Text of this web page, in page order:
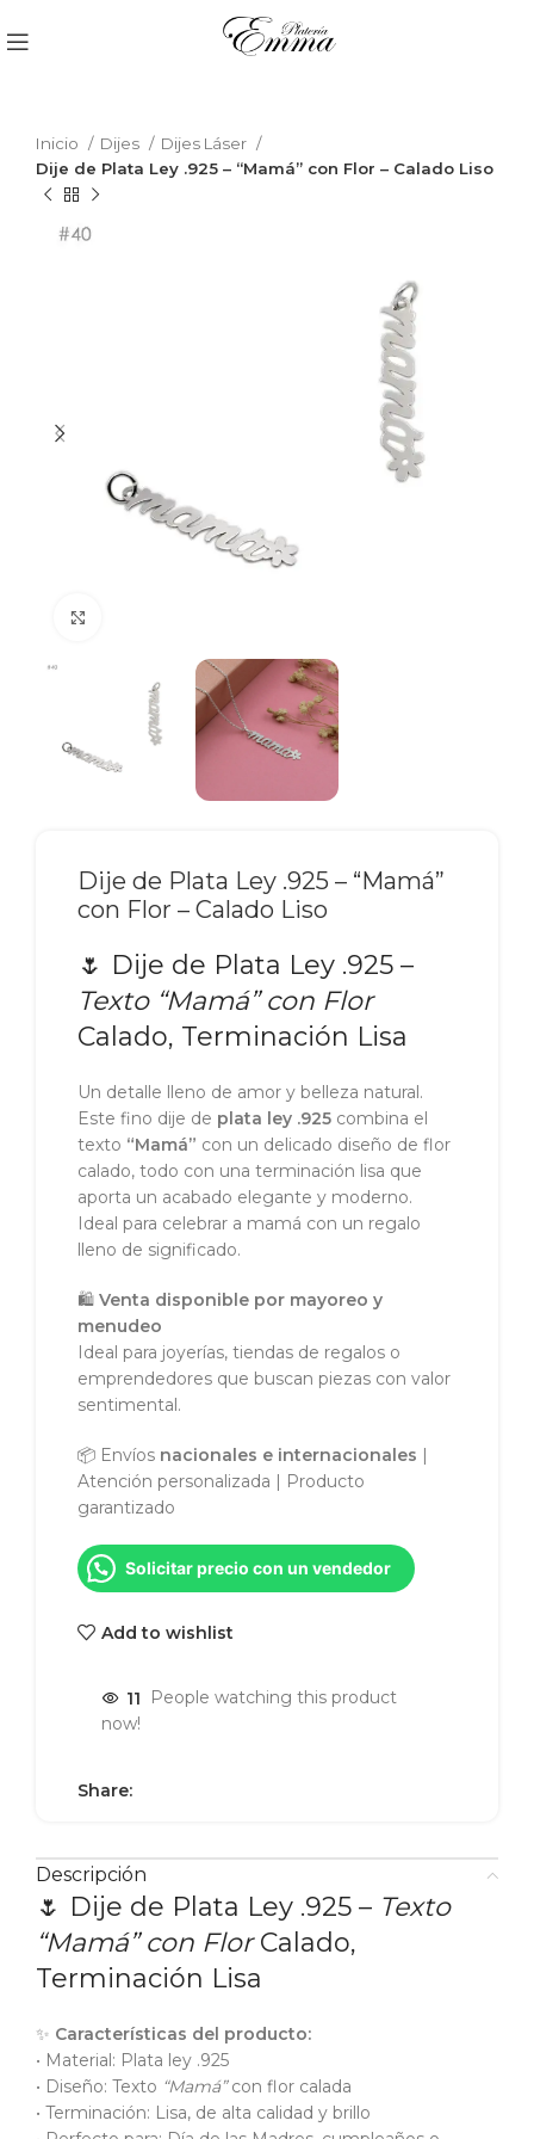
Inicio Dijes
Dijes Láser
Dije de Plata Ley .925 – “Mamá” con Flor – Calado Liso
Dije de Plata Ley .925 – “Mamá”
con Flor – Calado Liso
🌷 Dije de Plata Ley .925 –
Texto “Mamá” con Flor
Calado, Terminación Lisa
Un detalle lleno de amor y belleza natural.
Este fino dije de plata ley .925 combina el
texto “Mamá” con un delicado diseño de flor
calado, todo con una terminación lisa que
aporta un acabado elegante y moderno.
Ideal para celebrar a mamá con un regalo
lleno de significado.
🛍️ Venta disponible por mayoreo y
menudeo
Ideal para joyerías, tiendas de regalos o
emprendedores que buscan piezas con valor
sentimental.
📦 Envíos nacionales e internacionales
Atención personalizada | Producto
garantizado
Solicitar precio con un vendedor
Add to wishlist
11
People watching this product
now!
Share:
Descripción
🌷 Dije de Plata Ley .925 – Texto
“Mamá” con FlorCalado,
Terminación Lisa
✨ Características del producto:
• Material: Plata ley .925
• Diseño: Texto “Mamá”con flor calada
• Terminación: Lisa, de alta calidad y brillo